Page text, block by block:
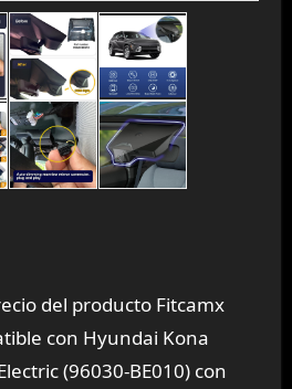
del producto Fitcamx
con Hyundai Kona
(96030-BE010) con